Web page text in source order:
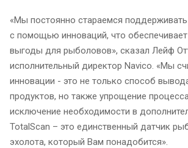
«Мы постоянно стараемся
с помощью инноваций, что
выгоды для рыболовов», сказал Лейф
исполнительный директор Navico. «Мы
инновации - это не только способ
продуктов, но также упрощение
исключение необходимости в
TotalScan – это единственный датчик
эхолота, который Вам понадобится».